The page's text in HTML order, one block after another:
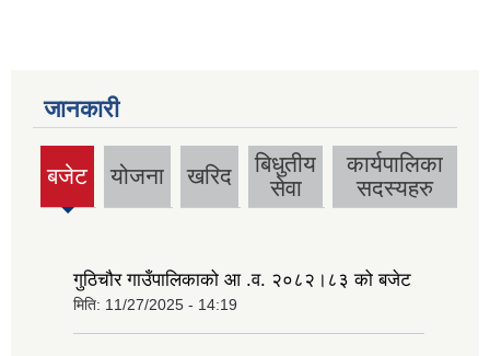
जानकारी
बजेट
(active
tab)
योजना खरिद
बिधुतीय
सेवा
कार्यपालिका
सदस्यहरु
गुठिचौर गाउँपालिकाको आ .व. २०८२।८३ को बजेट
मिति: 11/27/2025 - 14:19